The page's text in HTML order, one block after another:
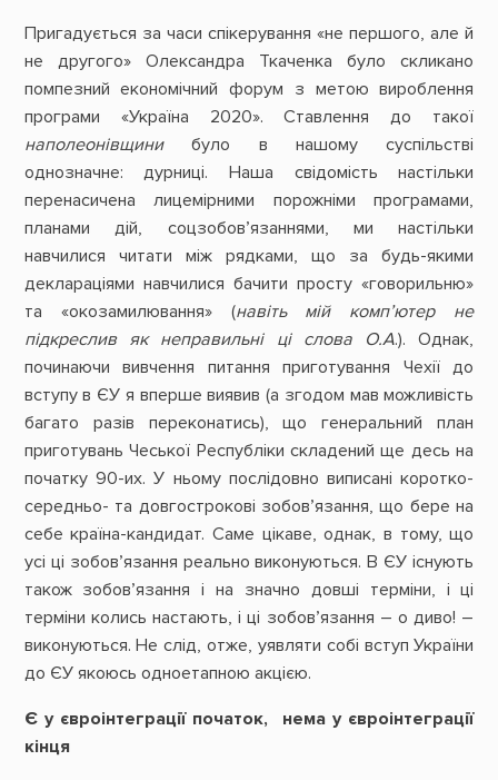
Пригадується за часи спікерування «не першого, але й
не другого» Олександра Ткаченка було скликано
помпезний економічний форум з метою вироблення
програми «Україна 2020». Ставлення до такої
наполеонівщинибуло в нашому суспільстві
однозначне: дурниці. Наша свідомість настільки
перенасичена лицемірними порожніми програмами,
планами дій, соцзобов’язаннями, ми настільки
навчилися читати між рядками, що за будь-якими
деклараціями навчилися бачити просту «говорильню»
та «окозамилювання» (навіть мій комп’ютер не
підкреслив як неправильні ці слова О.А.). Однак,
починаючи вивчення питання приготування Чехії до
вступу в ЄУ я вперше виявив (а згодом мав можливість
багато разів переконатись), що генеральний план
приготувань Чеської Республіки складений ще десь на
початку 90-их. У ньому послідовно виписані коротко-
середньо- та довгострокові зобов’язання, що бере на
себе країна-кандидат. Саме цікаве, однак, в тому, що
усі ці зобов’язання реально виконуються. В ЄУ існують
також зобов’язання і на значно довші терміни, і ці
терміни колись настають, і ці зобов’язання – о диво! –
виконуються. Не слід, отже, уявляти собі вступ України
до ЄУ якоюсь одноетапною акцією.
Є у євроінтеграції початок, нема у євроінтеграції
кінця